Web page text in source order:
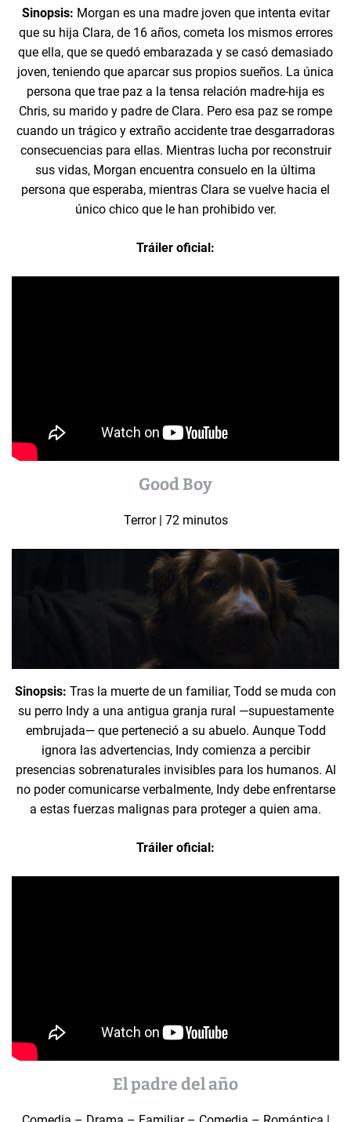
Sinopsis: Morgan es una madre joven que intenta evitar
que su hija Clara, de 16 años, cometa los mismos errores
que ella, que se quedó embarazada y se casó demasiado
joven, teniendo que aparcar sus propios sueños. La única
persona que trae paz a la tensa relación madre-hija es
Chris, su marido y padre de Clara. Pero esa paz se rompe
cuando un trágico y extraño accidente trae desgarradoras
consecuencias para ellas. Mientras lucha por reconstruir
sus vidas, Morgan encuentra consuelo en la última
persona que esperaba, mientras Clara se vuelve hacia el
único chico que le han prohibido ver.
Tráiler oficial:
Good Boy
Terror | 72 minutos
Sinopsis: Tras la muerte de un familiar, Todd se muda con
su perro Indy a una antigua granja rural —supuestamente
embrujada— que perteneció a su abuelo. Aunque Todd
ignora las advertencias, Indy comienza a percibir
presencias sobrenaturales invisibles para los humanos. Al
no poder comunicarse verbalmente, Indy debe enfrentarse
a estas fuerzas malignas para proteger a quien ama.
Tráiler oficial:
El padre del año